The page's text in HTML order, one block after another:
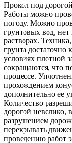
Прокол под
Работы можно
погоду. Можно
грунтовых вод,
растворах.
грунта достаточно
условиях плотной
сокращаются, что
процессе.
прохождением
дополнительно ее
Количество
дорогой невелико,
разрушением
перекрывать
проведению работ